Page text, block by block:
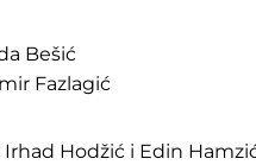
Bešić
Fazlagić
Irhad Hodžić i Edin